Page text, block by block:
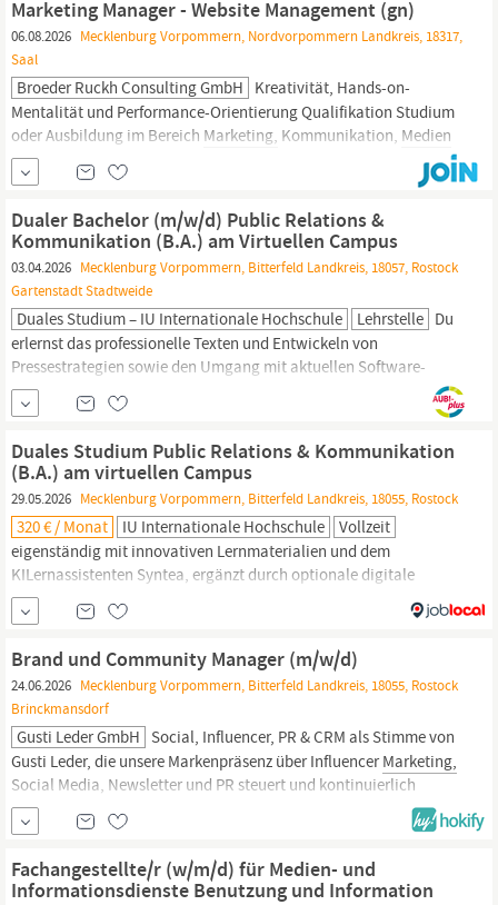
Versicherungen und
Marketing Manager - Website Management (gn)
06.08.2026 Mecklenburg Vorpommern, Nordvorpommern Landkreis, 18317,
Saal
Broeder Ruckh Consulting GmbH Kreativität, Hands-on-
Mentalität und Performance-Orientierung Qualifikation Studium
oder Ausbildung im Bereich Marketing, Kommunikation, Medien
oder vergleichbare Qualifikation Mehrjährige Berufserfahrung (3
– 5 Jahre) im Online- bzw. Digital-
Fundierte Kenntnisse
im Website-Management, CMS, SEO/SEA, Social...
Dualer Bachelor (m/w/d) Public Relations &
Kommunikation (B.A.) am Virtuellen Campus
03.04.2026 Mecklenburg Vorpommern, Bitterfeld Landkreis, 18057, Rostock
Gartenstadt Stadtweide
Duales Studium – IU Internationale Hochschule Lehrstelle Du
erlernst das professionelle Texten und Entwickeln von
Pressestrategien sowie den Umgang mit aktuellen Software-
Tools. Du eignest Dir Kompetenzen in allen kommunikativen
Bereichen undMediengattungen
MedienrechtundMedienpsychologie.
Duales Studium Public Relations & Kommunikation
(B.A.) am virtuellen Campus
29.05.2026 Mecklenburg Vorpommern, Bitterfeld Landkreis, 18055, Rostock
320 € / Monat IU Internationale Hochschule
Vollzeit
eigenständig mit innovativen Lernmaterialien und dem
KILernassistenten Syntea, ergänzt durch optionale digitale
Begleitveranstaltungen. Zusätzlich kannst Du Dein Know-how in
einem der folgenden Spezialgebiete vertiefen:
Communication Corporate Communication Das erwartet Dich:
Du entwickelst PR-Strategien und Kampagnen Du betreust
Brand und Community Manager (m/w/d)
24.06.2026 Mecklenburg Vorpommern, Bitterfeld Landkreis, 18055, Rostock
Brinckmansdorf
Gusti Leder GmbH Social, Influencer, PR & CRM als Stimme von
Gusti Leder, die unsere Markenpräsenz über InfluencerMarketing,
Social Media, Newsletter und PR steuert und kontinuierlich
verbessert. Deine Rolle Als Brand & Communication
Fachangestellte/r (w/m/d) für Medien- und
Informationsdienste Benutzung und Information